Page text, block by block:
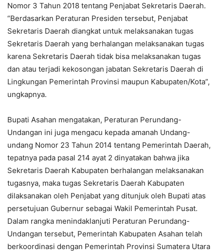
Nomor 3 Tahun 2018 tentang Penjabat Sekretaris Daerah.
“Berdasarkan Peraturan Presiden tersebut, Penjabat
Sekretaris Daerah diangkat untuk melaksanakan tugas
Sekretaris Daerah yang berhalangan melaksanakan tugas
karena Sekretaris Daerah tidak bisa melaksanakan tugas
dan atau terjadi kekosongan jabatan Sekretaris Daerah di
Lingkungan Pemerintah Provinsi maupun Kabupaten/Kota”,
ungkapnya.
Bupati Asahan mengatakan, Peraturan Perundang-
Undangan ini juga mengacu kepada amanah Undang-
undang Nomor 23 Tahun 2014 tentang Pemerintah Daerah,
tepatnya pada pasal 214 ayat 2 dinyatakan bahwa jika
Sekretaris Daerah Kabupaten berhalangan melaksanakan
tugasnya, maka tugas Sekretaris Daerah Kabupaten
dilaksanakan oleh Penjabat yang ditunjuk oleh Bupati atas
persetujuan Gubernur sebagai Wakil Pemerintah Pusat.
Dalam rangka menindaklanjuti Peraturan Perundang-
Undangan tersebut, Pemerintah Kabupaten Asahan telah
berkoordinasi dengan Pemerintah Provinsi Sumatera Utara